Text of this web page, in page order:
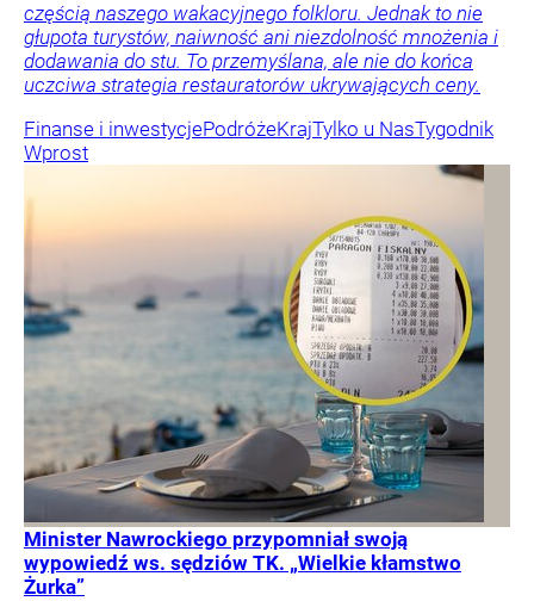
częścią naszego wakacyjnego folkloru. Jednak to nie
głupota turystów, naiwność ani niezdolność mnożenia i
dodawania do stu. To przemyślana, ale nie do końca
uczciwa strategia restauratorów ukrywających ceny.
Finanse i inwestycjePodróżeKrajTylko u NasTygodnik
Wprost
Minister Nawrockiego przypomniał swoją
wypowiedź ws. sędziów TK. „Wielkie kłamstwo
Żurka”